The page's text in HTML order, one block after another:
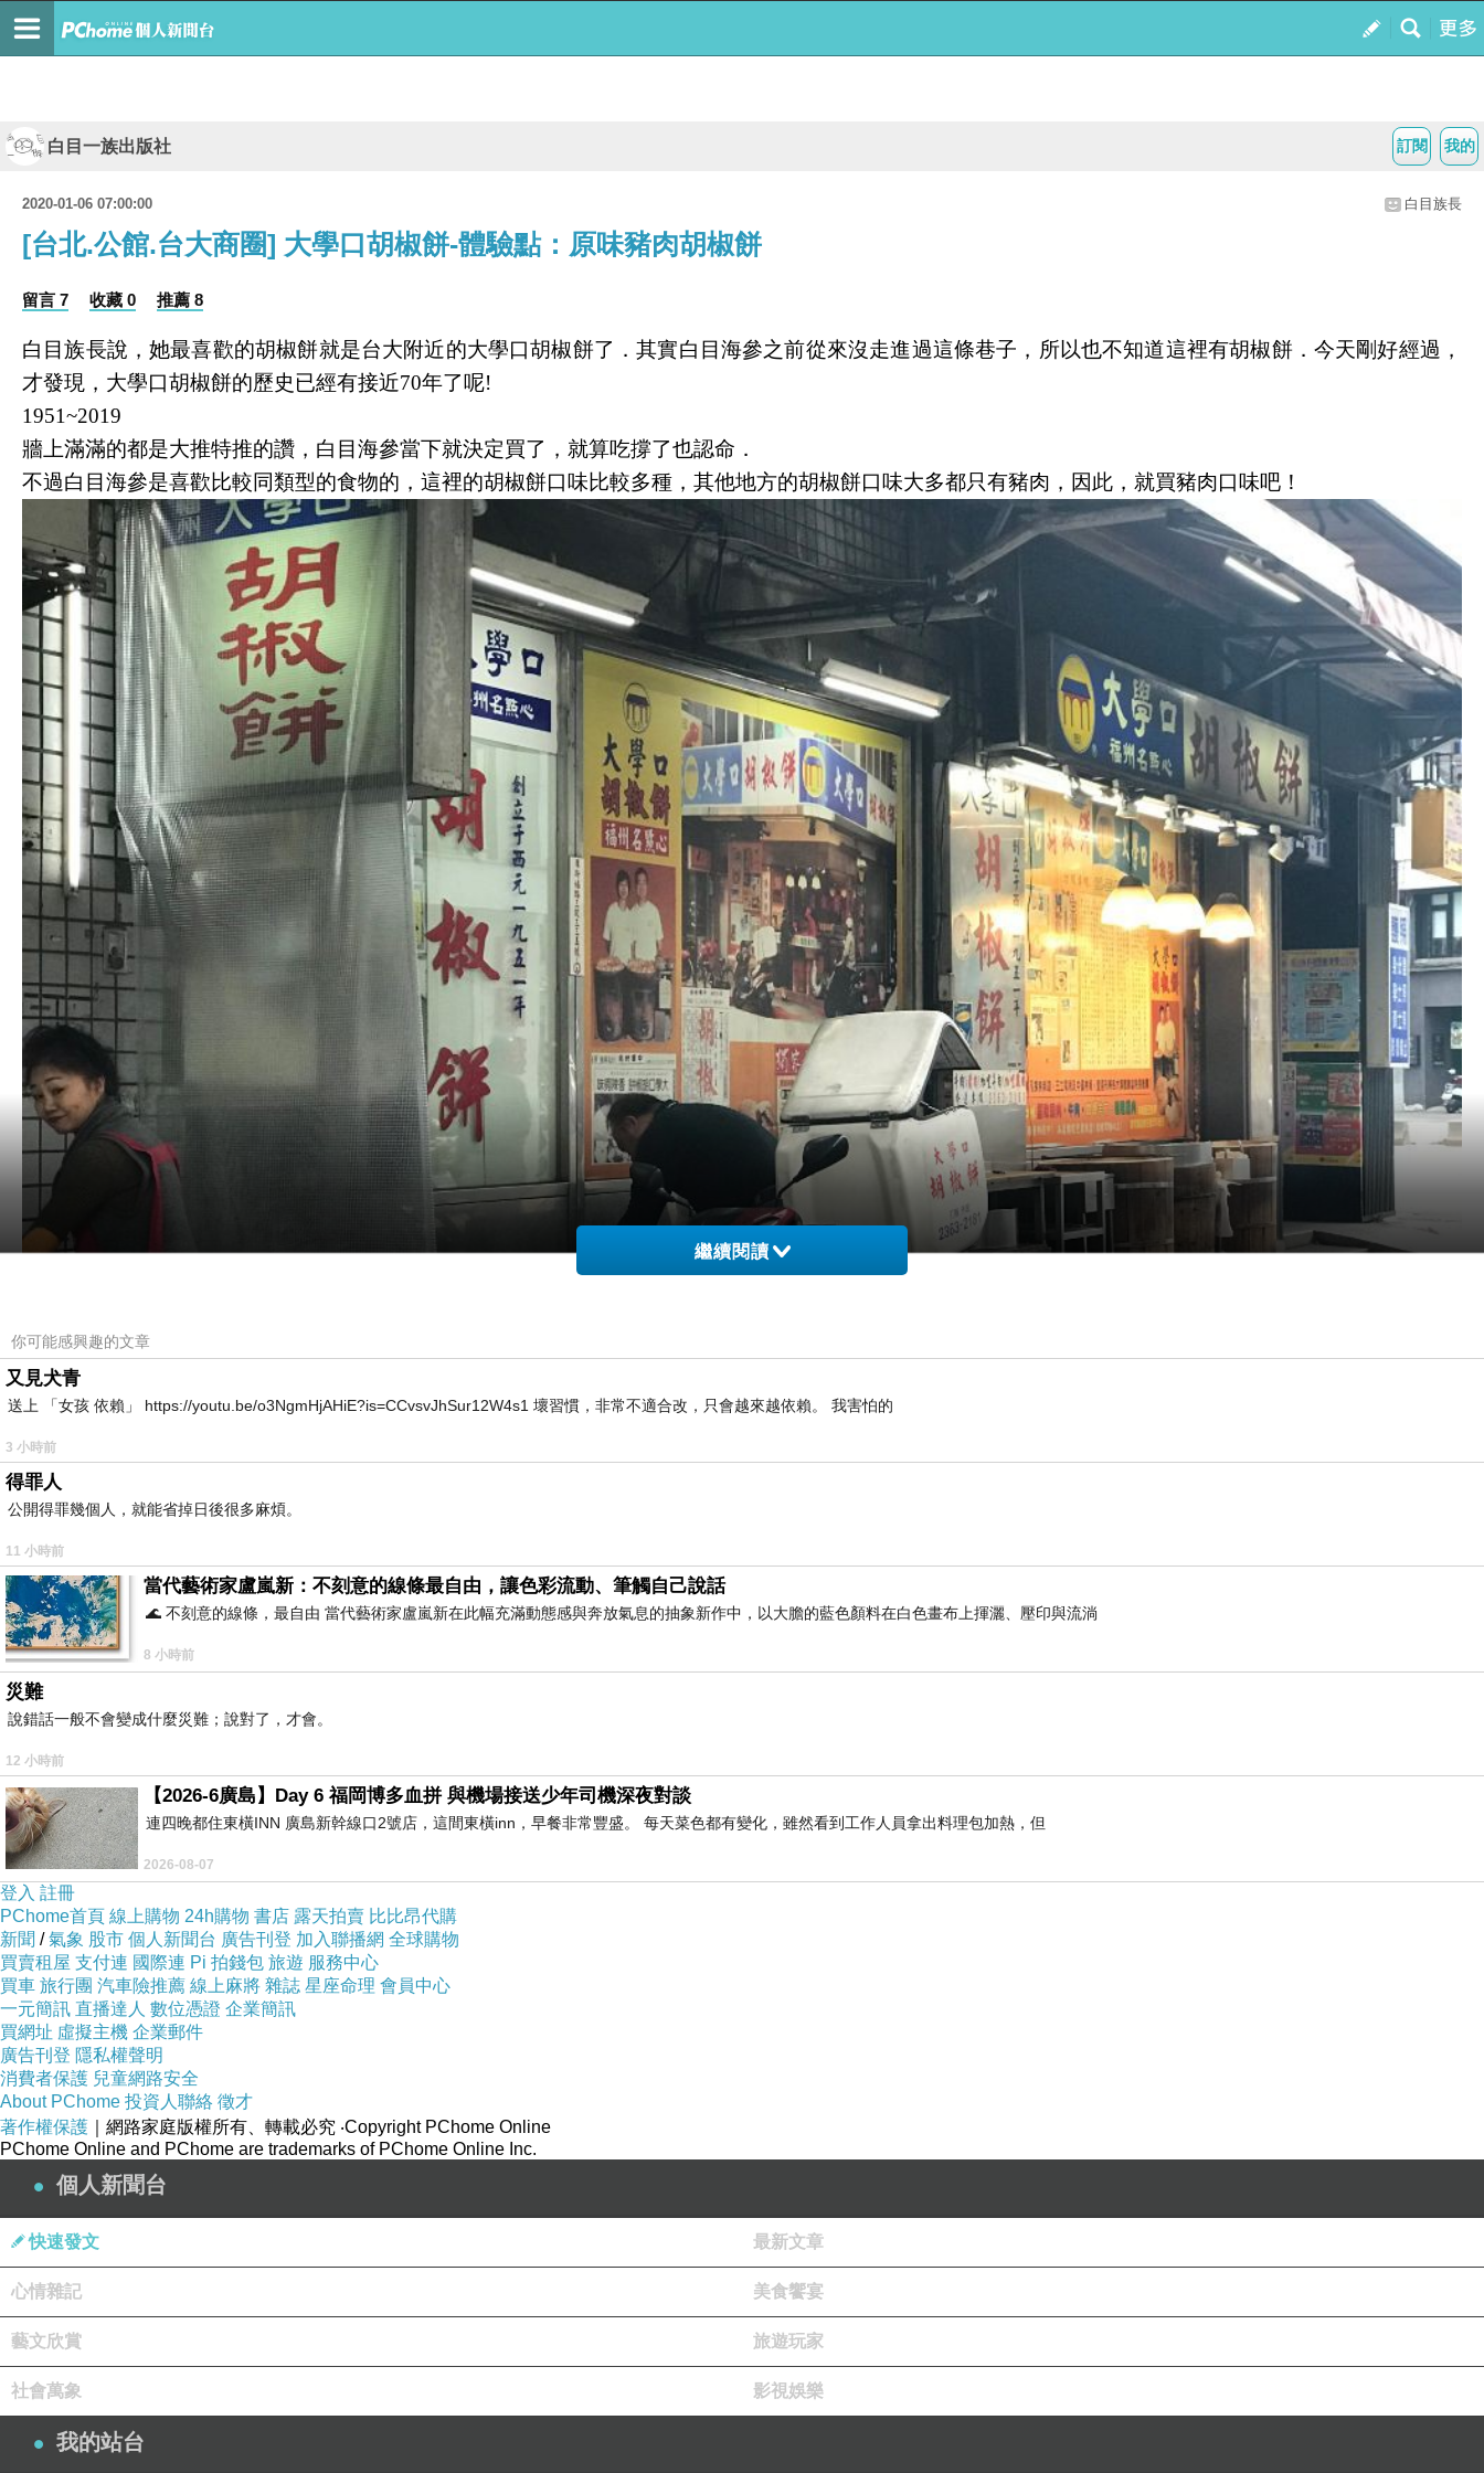
我的
訂閱
白目一族出版社
2020-01-06 07:00:00 白目族長
[台北.公館.台大商圈] 大學口胡椒餅-體驗點：原味豬肉胡椒餅
留言 7 收藏 0 推薦 8
白目族長說，她最喜歡的胡椒餅就是台大附近的大學口胡椒餅了．其實白目海參之前從來沒走進過這條巷子，所以也不知道這裡有胡椒餅．今天剛好經過，
才發現，大學口胡椒餅的歷史已經有接近70年了呢!
1951~2019
牆上滿滿的都是大推特推的讚，白目海參當下就決定買了，就算吃撐了也認命．
不過白目海參是喜歡比較同類型的食物的，這裡的胡椒餅口味比較多種，其他地方的胡椒餅口味大多都只有豬肉，因此，就買豬肉口味吧！
這是鋼盔形狀的胡椒餅，屬於主流體系．白目海參還曾經在大稻埕吃過餡餅狀的胡椒餅，不過，各有各的強項．
繼續閱讀
你可能感興趣的文章
又見犬青
送上 「女孩 依賴」 https://youtu.be/o3NgmHjAHiE?is=CCvsvJhSur12W4s1 壞習慣，非常不適合改，只會越來越依賴。 我害怕的
3 小時前
得罪人
公開得罪幾個人，就能省掉日後很多麻煩。
11 小時前
當代藝術家盧嵐新：不刻意的線條最自由，讓色彩流動、筆觸自己說話
🌊 不刻意的線條，最自由 當代藝術家盧嵐新在此幅充滿動態感與奔放氣息的抽象新作中，以大膽的藍色顏料在白色畫布上揮灑、壓印與流淌
8 小時前
災難
說錯話一般不會變成什麼災難；說對了，才會。
12 小時前
【2026-6廣島】Day 6 福岡博多血拼 與機場接送少年司機深夜對談
連四晚都住東橫INN 廣島新幹線口2號店，這間東橫inn，早餐非常豐盛。 每天菜色都有變化，雖然看到工作人員拿出料理包加熱，但
2026-08-07
登入 註冊
PChome首頁 線上購物 24h購物 書店 露天拍賣 比比昂代購
新聞 /氣象 股市 個人新聞台 廣告刊登 加入聯播網 全球購物
買賣租屋 支付連 國際連 Pi 拍錢包 旅遊 服務中心
買車 旅行團 汽車險推薦 線上麻將 雜誌 星座命理 會員中心
一元簡訊 直播達人 數位憑證 企業簡訊
買網址 虛擬主機 企業郵件
廣告刊登 隱私權聲明
消費者保護 兒童網路安全
About PChome 投資人聯絡 徵才
著作權保護 ｜網路家庭版權所有、轉載必究 ‧Copyright PChome Online
PChome Online and PChome are trademarks of PChome Online Inc.
個人新聞台
快速發文 最新文章
心情雜記 美食饗宴
藝文欣賞 旅遊玩家
社會萬象 影視娛樂
我的站台